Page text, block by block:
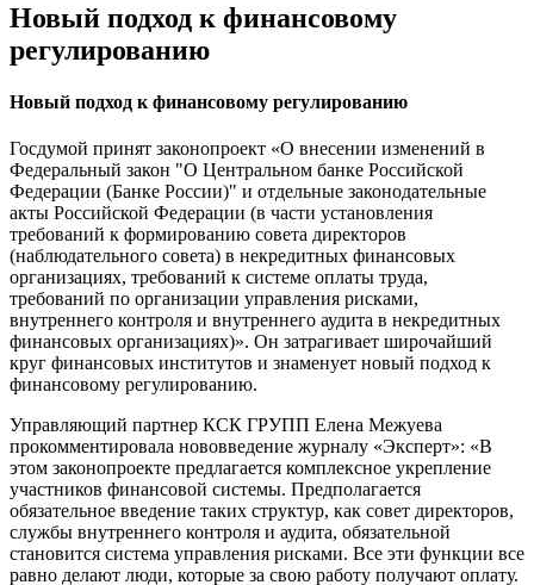
Новый подход к финансовому
регулированию
Новый подход к финансовому регулированию
Госдумой принят законопроект «О внесении изменений в
Федеральный закон "О Центральном банке Российской
Федерации (Банке России)" и отдельные законодательные
акты Российской Федерации (в части установления
требований к формированию совета директоров
(наблюдательного совета) в некредитных финансовых
организациях, требований к системе оплаты труда,
требований по организации управления рисками,
внутреннего контроля и внутреннего аудита в некредитных
финансовых организациях)». Он затрагивает широчайший
круг финансовых институтов и знаменует новый подход к
финансовому регулированию.
Управляющий партнер КСК ГРУПП Елена Межуева
прокомментировала нововведение журналу «Эксперт»: «В
этом законопроекте предлагается комплексное укрепление
участников финансовой системы. Предполагается
обязательное введение таких структур, как совет директоров,
службы внутреннего контроля и аудита, обязательной
становится система управления рисками. Все эти функции все
равно делают люди, которые за свою работу получают оплату.